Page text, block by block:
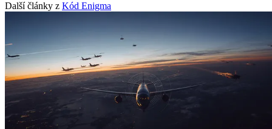
Další články z Kód Enigma